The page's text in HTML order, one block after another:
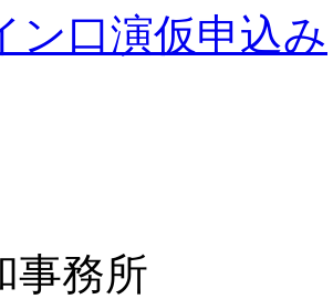
ン口演仮申込み
事務所